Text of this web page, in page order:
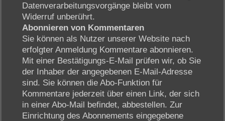
Datenverarbeitungsvorgänge bleibt vom
Widerruf unberührt.
Abonnieren von Kommentaren
Sie können als Nutzer unserer Website nach
erfolgter Anmeldung Kommentare abonnieren.
Mit einer Bestätigungs-E-Mail prüfen wir, ob Sie
der Inhaber der angegebenen E-Mail-Adresse
sind. Sie können die Abo-Funktion für
Kommentare jederzeit über einen Link, der sich
in einer Abo-Mail befindet, abbestellen. Zur
Einrichtung des Abonnements eingegebene